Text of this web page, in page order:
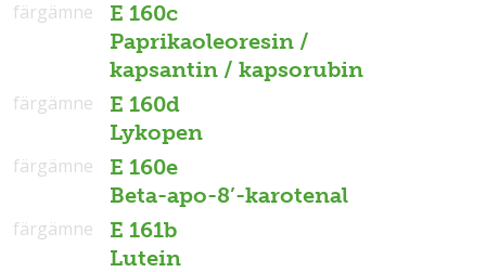
E 160c
Paprikaoleoresin /
kapsantin / kapsorubin
färgämne
E 160d
Lykopen
färgämne
E 160e
Beta-apo-8’-karotenal
färgämne
E 161b
Lutein
färgämne